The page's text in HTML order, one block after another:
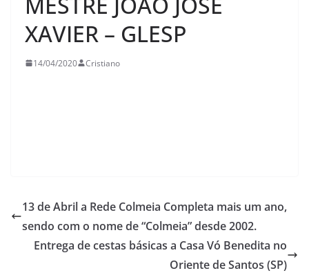
XAVIER – GLESP
14/04/2020 Cristiano
13 de Abril a Rede Colmeia Completa mais um ano,
sendo com o nome de “Colmeia” desde 2002.
Entrega de cestas básicas a Casa Vó Benedita no
Oriente de Santos (SP)